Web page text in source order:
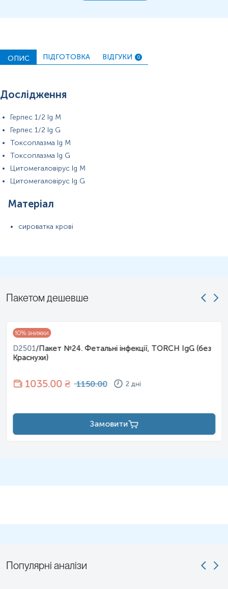
Примітка!
ОПИС ПІДГОТОВКА ВІДГУКИ 0
Дослідження
Герпес 1/2 Ig M
Герпес 1/2 Ig G
Токсоплазма Ig M
Токсоплазма Ig G
Цитомегаловірус Ig M
Цитомегаловірус Ig G
Матеріал
сироватка крові
Пакетом дешевше
10% знижки
D2501/Пакет №24. Фетальні інфекції, TORCH IgG (без
Краснухи)
1035.00 ₴ 1150.00 2 дні
Замовити
Популярні аналізи